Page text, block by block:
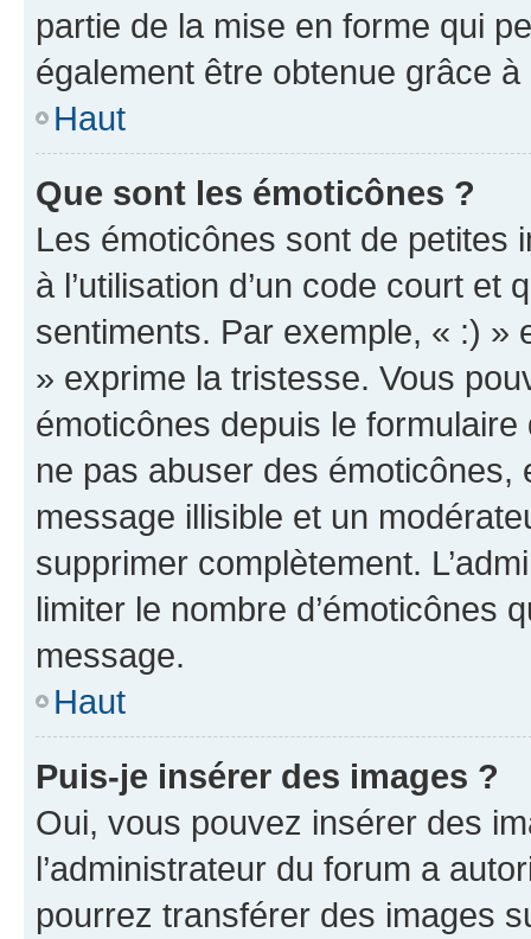
partie de la mise en forme qui
également être obtenue grâce à
Haut
Que sont les émoticônes ?
Les émoticônes sont de petites
à l’utilisation d’un code court et
sentiments. Par exemple, « :) »
» exprime la tristesse. Vous
émoticônes depuis le
ne pas abuser des
message illisible et un
supprimer complètement.
limiter le nombre d’émoticônes
message.
Haut
Puis-je insérer des images ?
Oui, vous pouvez insérer des
l’administrateur du forum a
pourrez transférer des images